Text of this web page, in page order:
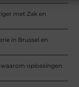
met Zak en
in Brussel en
oplossingen